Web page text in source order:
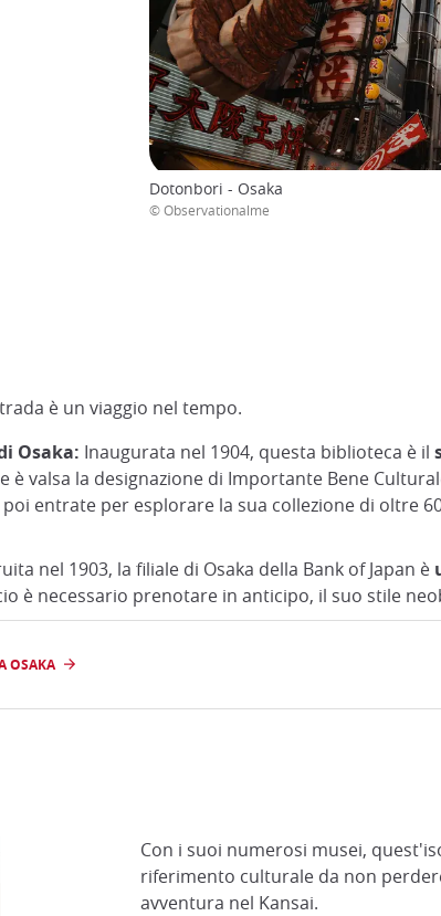
Dotonbori - Osaka
© Observationalme
è un viaggio nel tempo.
Osaka: Inaugurata nel 1904, questa biblioteca è il
valsa la designazione di Importante Bene
entrate per esplorare la sua collezione di oltre
nel 1903, la filiale di Osaka della Bank of Japan è
è necessario prenotare in anticipo, il suo stile
OSAKA
Con i suoi numerosi musei,
riferimento culturale da non
avventura nel Kansai.